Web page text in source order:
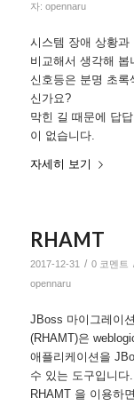
자: opennaru
시스템 장애 상황과
비교해서 생각해 봅
신호등은 분명 초록
신가요?
막힌 길 때문에 답
이 없습니다.
자세히 보기
RHAMT
2017-12-31 / 0 코멘트
opennaru
JBoss 마이그레이
(RHAMT)은
애플리케이션을
수 있는 도구입니다.
RHAMT 을 이용하